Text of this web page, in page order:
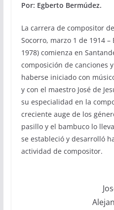
Por: Egberto Bermúdez.
La carrera de compositor
Socorro, marzo 1 de 1914
1978) comienza en
composición de canciones
haberse iniciado con
y con el maestro José de
su especialidad en la
creciente auge de los
pasillo y el bambuco lo
se estableció y desarrolló
actividad de compositor.